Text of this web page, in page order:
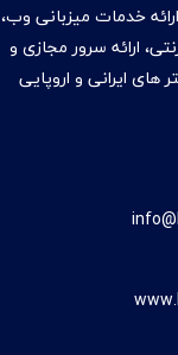
خدمات میزبانی وب،
ارائه سرور مجازی و
های ایرانی و اروپایی